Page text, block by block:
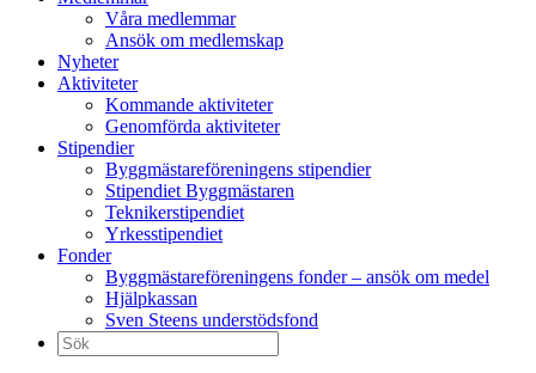
Våra medlemmar
Ansök om medlemskap
Nyheter
Aktiviteter
Kommande aktiviteter
Genomförda aktiviteter
Stipendier
Byggmästareföreningens stipendier
Stipendiet Byggmästaren
Teknikerstipendiet
Yrkesstipendiet
Fonder
Byggmästareföreningens fonder – ansök om medel
Hjälpkassan
Sven Steens understödsfond
Sök
efter: